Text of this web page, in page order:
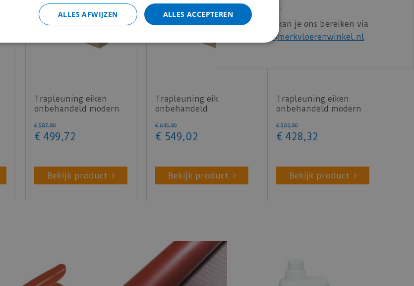
Trapleuning eiken
onbehandeld modern
€ 587,90
€ 499,72
Bekijk product
Trapleuning eik
onbehandeld
350cm
€ 645,90
€ 549,02
Bekijk product
Trapleuning eiken
onbehandeld modern
€ 503,90
€ 428,32
Bekijk product
gewend bent.
Voor vragen kan je ons bereiken via
info@merkvloerenwinkel.nl
ALLES ACCEPTEREN
ALLES AFWIJZEN